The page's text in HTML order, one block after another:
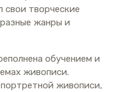
свои творческие
жанры и
обучением и
живописи.
живописи,